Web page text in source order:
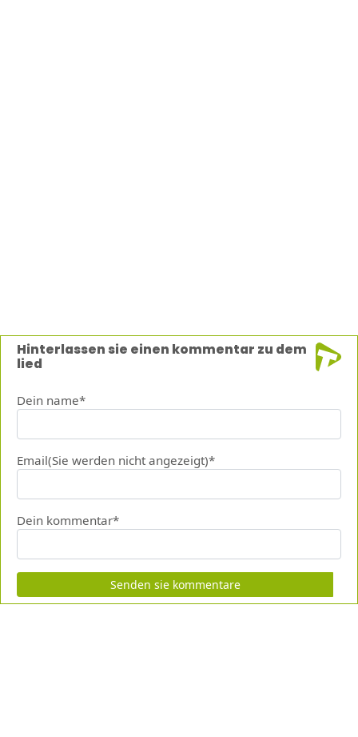
Hinterlassen sie einen kommentar zu dem
lied
Dein name*
Email(Sie werden nicht angezeigt)*
Dein kommentar*
Senden sie kommentare